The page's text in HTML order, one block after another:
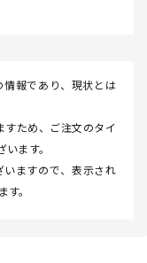
報であり、現状とは
ため、ご注文のタイ
ます。
ますので、表示され
。